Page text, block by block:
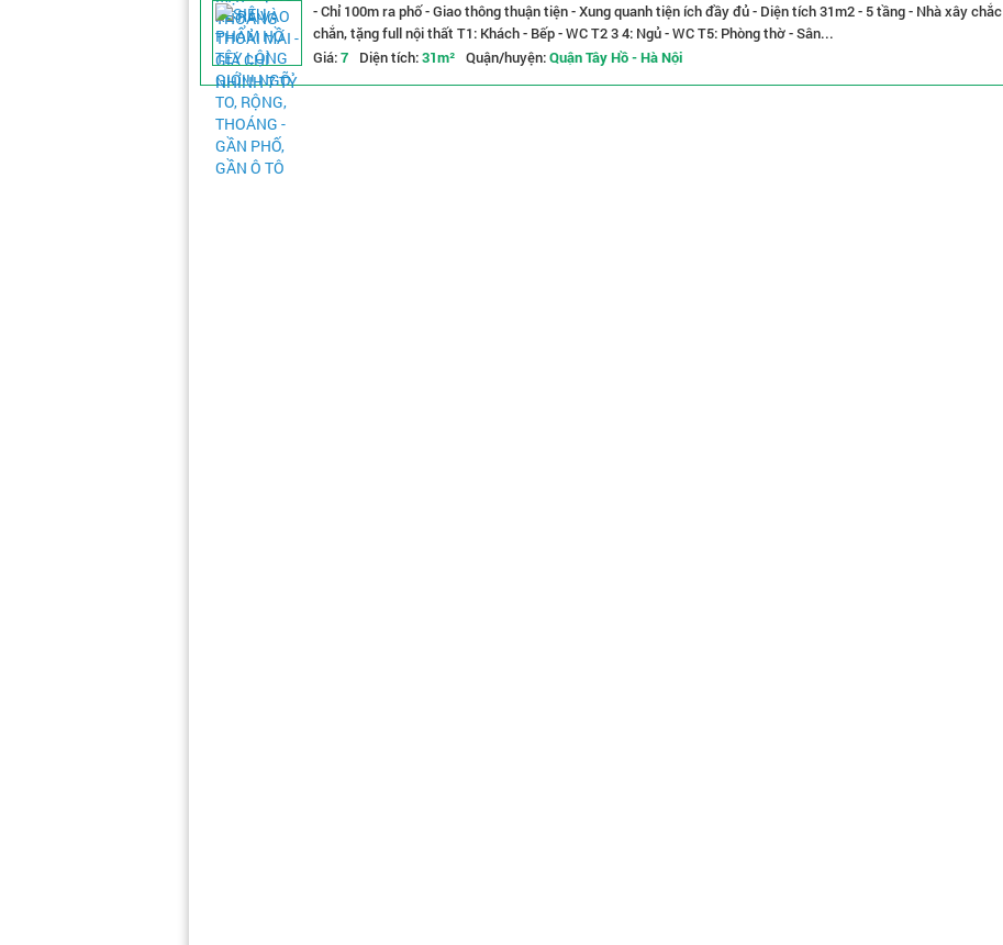
- Chỉ 100m ra phố - Giao thông thuận tiện - Xung quanh tiện ích đầy đủ - Diện tích 31m2 - 5 tầng - Nhà xây chắc
chắn, tặng full nội thất T1: Khách - Bếp - WC T2 3 4: Ngủ - WC T5: Phòng thờ - Sân...
Giá:7 Diện tích:31m² Quận/huyện:Quận Tây Hồ - Hà Nội